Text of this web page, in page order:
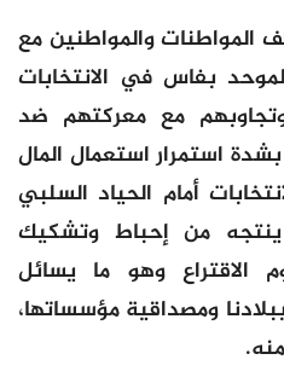
المواطنات والمواطنين مع
بفاس في الانتخابات
23 أبريل وتجاوبهم مع معركتهم ضد
استمرار استعمال المال
أمام الحياد السلبي
ينتجه من إحباط وتشكيك
وهو ما يسائل
ومصداقية مؤسساتها،